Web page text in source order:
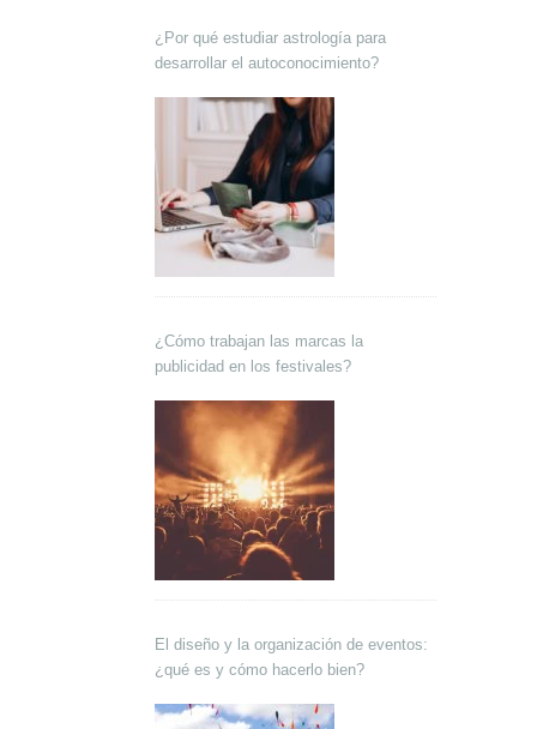
¿Por qué estudiar astrología para
desarrollar el autoconocimiento?
¿Cómo trabajan las marcas la
publicidad en los festivales?
El diseño y la organización de eventos:
¿qué es y cómo hacerlo bien?